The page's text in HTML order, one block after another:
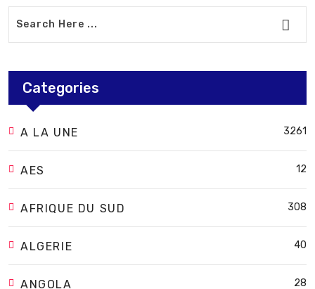
Categories
A LA UNE 3261
AES 12
AFRIQUE DU SUD 308
ALGERIE 40
ANGOLA 28